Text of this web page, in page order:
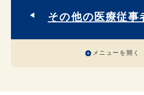
その他の医療従事
メニューを開く